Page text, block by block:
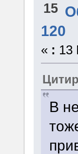
15
120
« : 13
В